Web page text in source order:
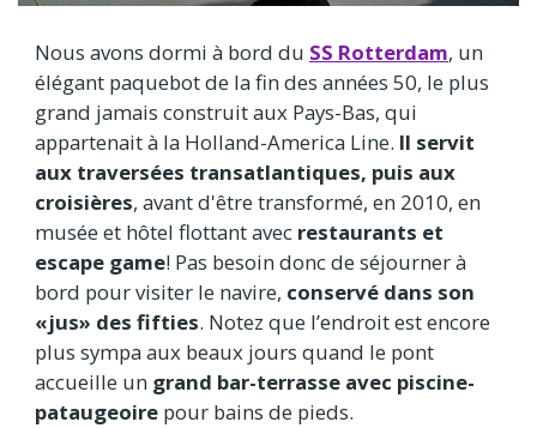
Nous avons dormi à bord du SS Rotterdam, un
élégant paquebot de la fin des années 50, le plus
grand jamais construit aux Pays-Bas, qui
appartenait à la Holland-America Line. Il servit
aux traversées transatlantiques, puis aux
croisières, avant d'être transformé, en 2010, en
musée et hôtel flottant avec restaurants et
escape game! Pas besoin donc de séjourner à
bord pour visiter le navire, conservé dans son
«jus» des fifties. Notez que l’endroit est encore
plus sympa aux beaux jours quand le pont
accueille un grand bar-terrasse avec piscine-
pataugeoire pour bains de pieds.